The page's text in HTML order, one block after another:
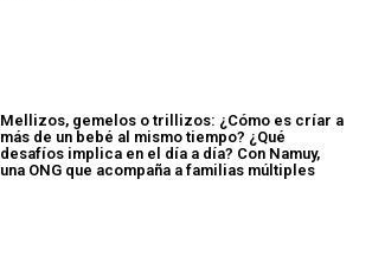
Mellizos, gemelos o trillizos: ¿Cómo es críar a
más de un bebé al mismo tiempo? ¿Qué
desafíos implica en el día a día? Con Namuy,
una ONG que acompaña a familias múltiples